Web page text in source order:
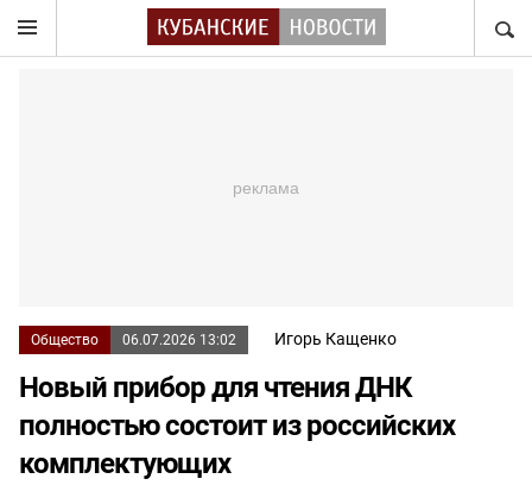
Общество 06.07.2026 13:02 Игорь Кащенко
Новый прибор для чтения ДНК
полностью состоит из российских
комплектующих